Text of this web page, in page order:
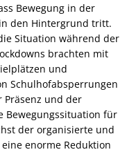
Bewegung in der
den Hintergrund tritt.
Situation während der
brachten mit
und
Schulhofabsperrungen
Präsenz und der
Bewegungssituation für
der organisierte und
enorme Reduktion